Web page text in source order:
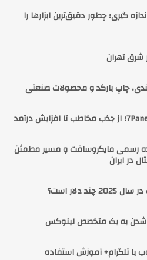
گیری؛ چطور دقیق‌ترین ابزارها را
تهران
چاپ بارکد و محصولات صنعتی
رسمی مایکروسافت و مسیر مطمئن
در ایران
شدن به یک متخصص لینوکس